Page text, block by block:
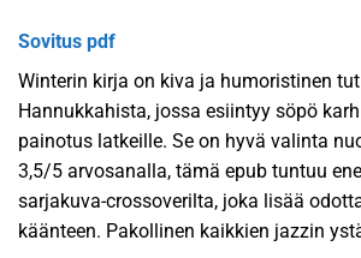
Sovitus pdf
Winterin kirja on kiva ja humoristinen
Hannukkahista, jossa esiintyy söpö
painotus latkeille. Se on hyvä valinta
3,5/5 arvosanalla, tämä epub tuntuu
sarjakuva-crossoverilta, joka lisää
käänteen. Pakollinen kaikkien jazzin